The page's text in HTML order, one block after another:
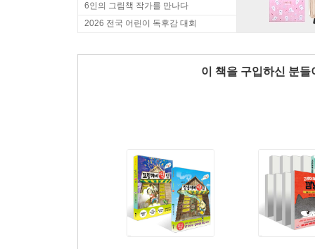
6인의 그림책 작가를 만나다
2026 전국 어린이 독후감 대회
이 책을 구입하신 분